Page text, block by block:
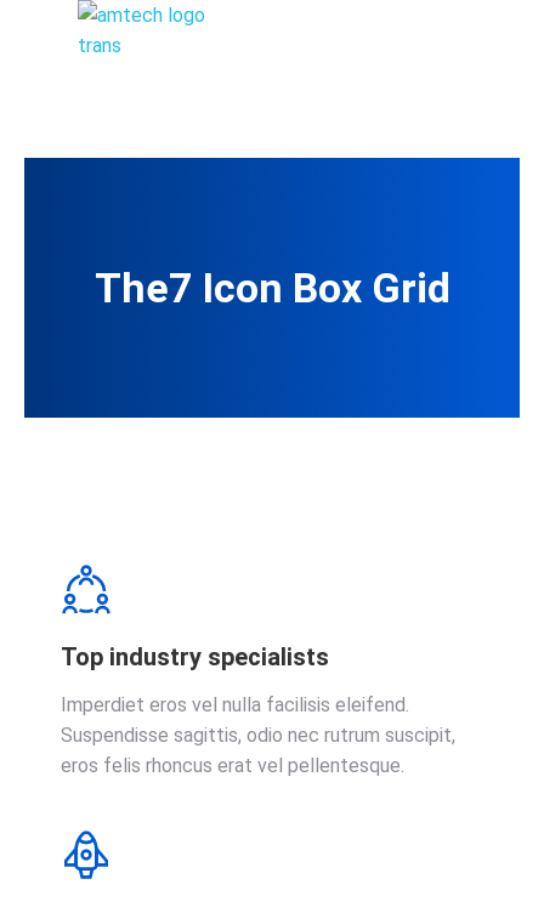
The7 Icon Box Grid
Top industry specialists
Imperdiet eros vel nulla facilisis eleifend.
Suspendisse sagittis, odio nec rutrum suscipit,
eros felis rhoncus erat vel pellentesque.